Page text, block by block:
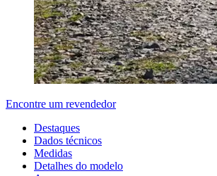
Encontre um revendedor
Destaques
Dados técnicos
Medidas
Detalhes do modelo